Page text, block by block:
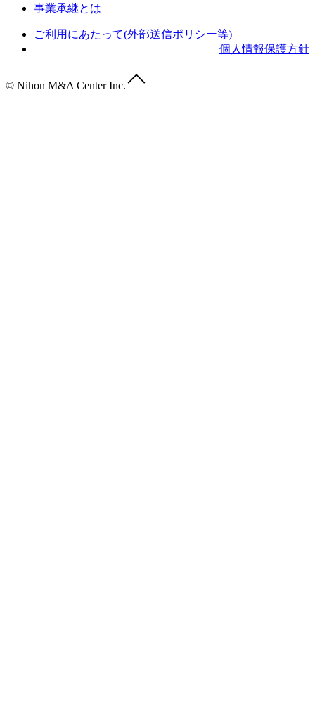
事業承継とは
ご利用にあたって(外部送信ポリシー等)
個人情報保護方針
© Nihon M&A Center Inc.